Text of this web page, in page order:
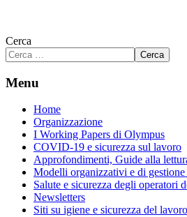
Cerca
Cerca
Menu
Home
Organizzazione
I Working Papers di Olympus
COVID-19 e sicurezza sul lavoro
Approfondimenti, Guide alla
Modelli organizzativi e di
Salute e sicurezza degli operatori
Newsletters
Siti su igiene e sicurezza del lavoro